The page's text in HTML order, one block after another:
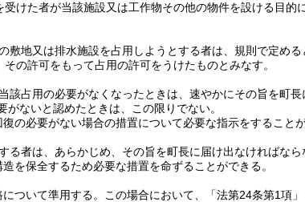
けた者が当該施設又は工作物その他の物件を設ける目的
地又は排水施設を占用しようとする者は、規則で定め
の許可をもって占用の許可をうけたものとみなす。
占用の必要がなくなったときは、速やかにその旨を町
がないと認めたときは、この限りでない。
の必要がない場合の措置について必要な指示をすることが
者は、あらかじめ、その旨を町長に届け出なければなら
を保全するため必要な措置を命ずることができる。
ついて準用する。
この場合において、「法第24条第1項